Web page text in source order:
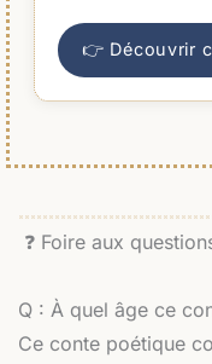
👉 Découvrir
❓ Foire aux
Q : À quel âge ce
Ce conte poétique